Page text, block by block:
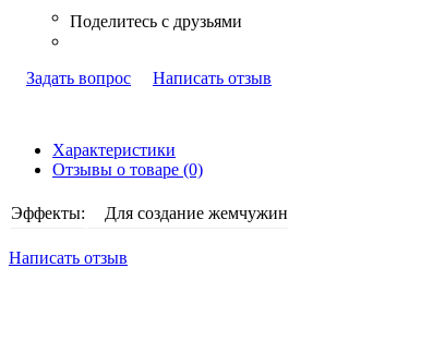
Задать вопрос Написать отзыв
Характеристики
Отзывы о товаре (0)
Эффекты: Для создание жемчужин
Написать отзыв